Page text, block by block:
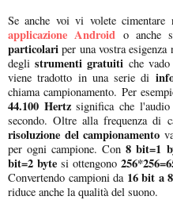
Se anche voi vi volete cimentare
applicazione Android o
particolari per una vostra
deglistrumenti gratuiti che
viene tradotto in una serie di
chiama campionamento. Per
44.100 Hertzsignifica che l'audio
secondo. Oltre alla frequenza di
risoluzione del campionamento
per ogni campione. Con 8 bit=1
bit=2 byte si ottengono
Convertendo campioni da 16 bit a
riduce anche la qualità del suono.